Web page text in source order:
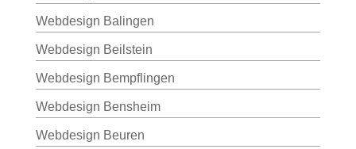
Webdesign Balingen
Webdesign Beilstein
Webdesign Bempflingen
Webdesign Bensheim
Webdesign Beuren